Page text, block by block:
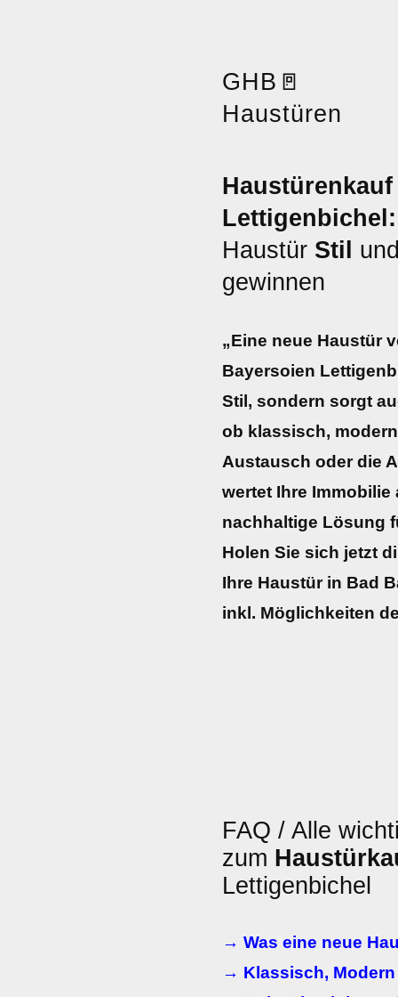
GHB 🚪
Haustüren
Lettigenbichel:
Haustür Stil
gewinnen
„Eine neue Haustür
Bayersoien
Stil, sondern sorgt
ob klassisch,
Austausch oder die
wertet Ihre
nachhaltige Lösung
Holen Sie sich jetzt
Ihre Haustür in Bad
inkl. Möglichkeiten
FAQ / Alle
zum
Lettigenbichel
→ Was eine neue
→ Klassisch,